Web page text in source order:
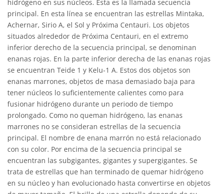
hidrógeno en sus núcleos. Ésta es la llamada secuencia
principal. En esta línea se encuentran las estrellas Mintaka,
Achernar, Sirio A, el Sol y Próxima Centauri. Los objetos
situados alrededor de Próxima Centauri, en el extremo
inferior derecho de la secuencia principal, se denominan
enanas rojas. En la parte inferior derecha de las enanas rojas
se encuentran Teide 1 y Kelu-1 A. Estos dos objetos son
enanas marrones, objetos de masa demasiado baja para
tener núcleos lo suficientemente calientes como para
fusionar hidrógeno durante un periodo de tiempo
prolongado. Como no queman hidrógeno, las enanas
marrones no se consideran estrellas de la secuencia
principal. El nombre de enana marrón no está relacionado
con su color. Por encima de la secuencia principal se
encuentran las subgigantes, gigantes y supergigantes. Se
trata de estrellas que han terminado de quemar hidrógeno
en su núcleo y han evolucionado hasta convertirse en objetos